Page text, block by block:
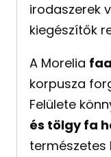
irodaszerek
kiegészítők
A Morelia
korpusza
Felülete
és tölgy fa
természetes